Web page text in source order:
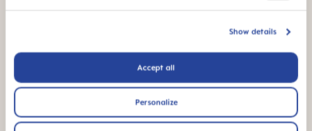
Show details
Accept all
Personalize